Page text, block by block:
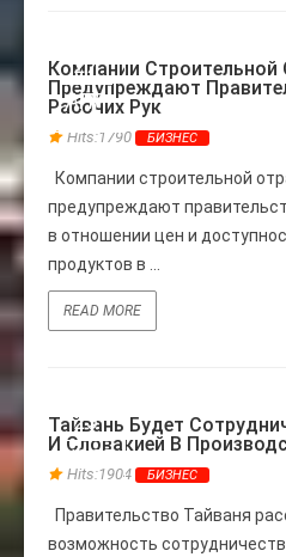
Компании Строительной
Предупреждают
Рабочих Рук
Hits:1790 БИЗНЕС
Компании строительной
предупреждают
в отношении цен и
продуктов в ...
27
АПР
READ MORE
Тайвань Будет
И Словакией В
Hits:1904 БИЗНЕС
Правительство Тайваня
возможность
25
НОЯБ